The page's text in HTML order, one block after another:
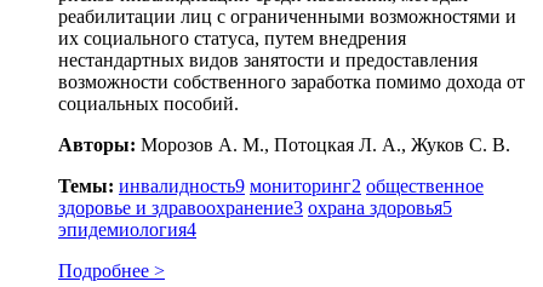
реабилитации лиц с ограниченными возможностями и
их социального статуса, путем внедрения
нестандартных видов занятости и предоставления
возможности собственного заработка помимо дохода от
социальных пособий.
Авторы: Морозов А. М., Потоцкая Л. А., Жуков С. В.
Темы: инвалидность9 мониторинг2 общественное
здоровье и здравоохранение3 охрана здоровья5
эпидемиология4
Подробнее >